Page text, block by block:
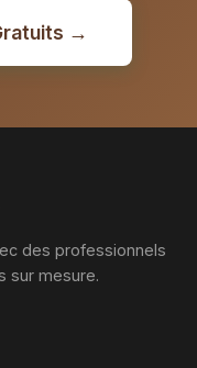
→
des professionnels
sur mesure.